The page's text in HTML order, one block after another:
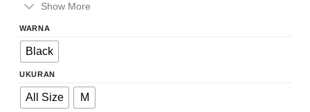
Show More
WARNA
Black
UKURAN
All Size M